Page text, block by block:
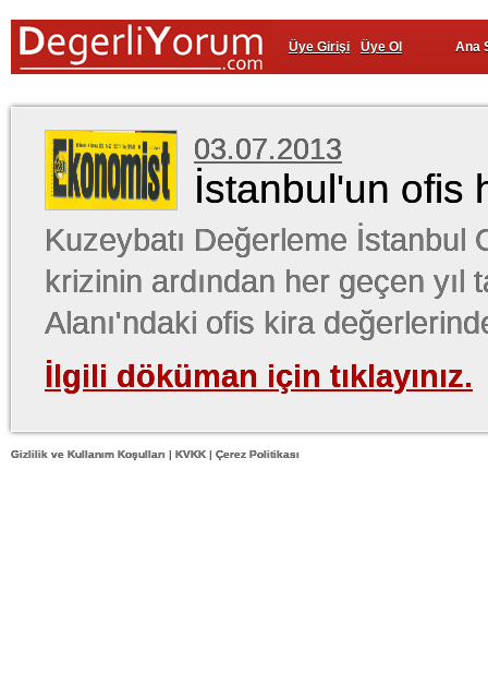
Üye Girişi Üye Ol Ana
03.07.2013
İstanbul'un ofis
Kuzeybatı Değerleme İstanbul
krizinin ardından her geçen yıl
Alanı'ndaki ofis kira
İlgili döküman için tıklayınız.
Gizlilik ve Kullanım Koşulları | KVKK | Çerez Politikası